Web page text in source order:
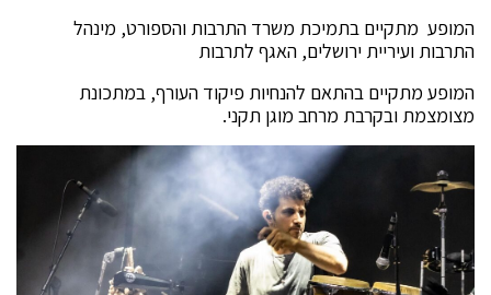
המופע מתקיים בתמיכת משרד התרבות והספורט, מינהל
התרבות ועיריית ירושלים, האגף לתרבות
המופע מתקיים בהתאם להנחיות פיקוד העורף, במתכונת
מצומצמת ובקרבת מרחב מוגן תקני.